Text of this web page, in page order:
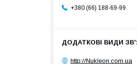
+380 (66) 188-69-99
http://Nukleon.com.ua